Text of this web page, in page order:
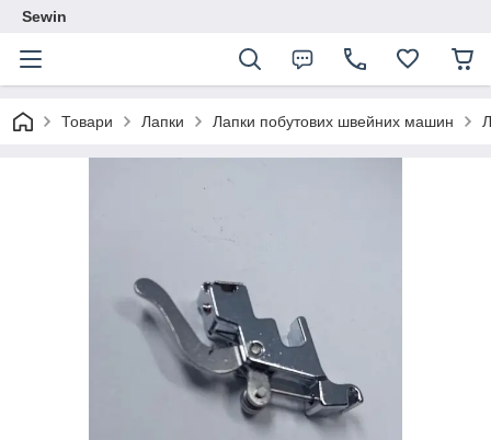
Sewin
Товари Лапки Лапки побутових швейних машин